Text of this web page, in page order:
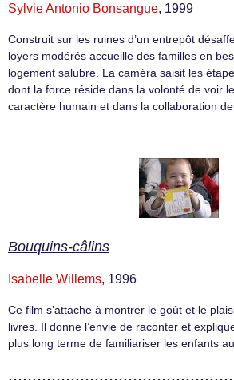
Sylvie Antonio Bonsangue, 1999
Construit sur les ruines d’un entrepôt
loyers modérés accueille des familles en
logement salubre. La caméra saisit les
dont la force réside dans la volonté de voir
caractère humain et dans la collaboration
Bouquins-câlins
Isabelle Willems, 1996
Ce film s’attache à montrer le goût et le
livres. Il donne l’envie de raconter et
plus long terme de familiariser les enfants